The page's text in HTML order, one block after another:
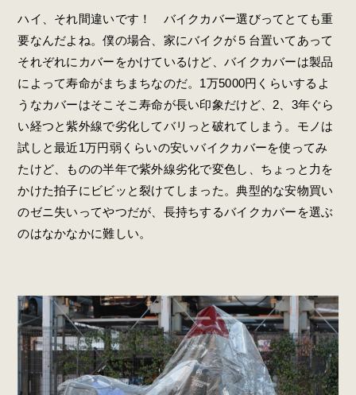
ハイ、それ間違いです！ バイクカバー選びってとても重
要なんだよね。僕の場合、家にバイクが５台置いてあって
それぞれにカバーをかけているけど、バイクカバーは製品
によって寿命がまちまちなのだ。1万5000円くらいするよ
うなカバーはそこそこ寿命が長い印象だけど、2、3年ぐら
い経つと紫外線で劣化してバリっと破れてしまう。モノは
試しと最近1万円弱くらいの安いバイクカバーを使ってみ
たけど、ものの半年で紫外線劣化で変色し、ちょっと力を
かけた拍子にビビッと裂けてしまった。典型的な安物買い
のゼニ失いってやつだが、長持ちするバイクカバーを選ぶ
のはなかなかに難しい。